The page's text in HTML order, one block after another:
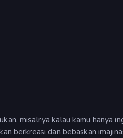
misalnya kalau kamu hanya
berkreasi dan bebaskan